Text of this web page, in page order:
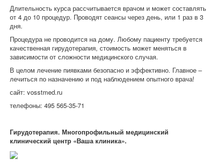
Длительность курса рассчитывается врачом и может составлять
от 4 до 10 процедур. Проводят сеансы через день, или 1 раз в 3
дня.
Процедура не проводится на дому. Любому пациенту требуется
качественная гирудотерапия, стоимость может меняться в
зависимости от сложности медицинского случая.
В целом лечение пиявками безопасно и эффективно. Главное –
лечиться по назначению и под наблюдением опытного врача!
сайт: vosstmed.ru
телефоны: 495 565-35-71
Гирудотерапия. Многопрофильный медицинский
клинический центр «Ваша клиника».